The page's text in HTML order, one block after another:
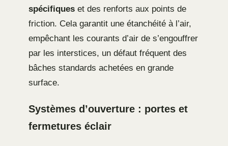
spécifiques et des renforts aux points de
friction. Cela garantit une étanchéité à l’air,
empêchant les courants d’air de s’engouffrer
par les interstices, un défaut fréquent des
bâches standards achetées en grande
surface.
Systèmes d’ouverture : portes et
fermetures éclair